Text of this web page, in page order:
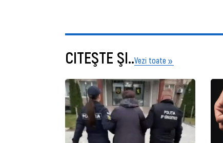
CITEŞTE ŞI..Vezi toate